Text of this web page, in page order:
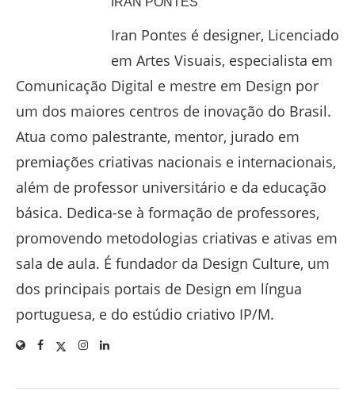
Iran Pontes é designer, Licenciado
em Artes Visuais, especialista em
Comunicação Digital e mestre em Design por
um dos maiores centros de inovação do Brasil.
Atua como palestrante, mentor, jurado em
premiações criativas nacionais e internacionais,
além de professor universitário e da educação
básica. Dedica-se à formação de professores,
promovendo metodologias criativas e ativas em
sala de aula. É fundador da Design Culture, um
dos principais portais de Design em língua
portuguesa, e do estúdio criativo IP/M.